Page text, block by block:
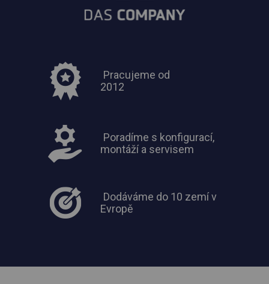
Pracujeme od
2012
Poradíme s konfigurací,
montáží a servisem
Dodáváme do 10 zemí v
Evropě